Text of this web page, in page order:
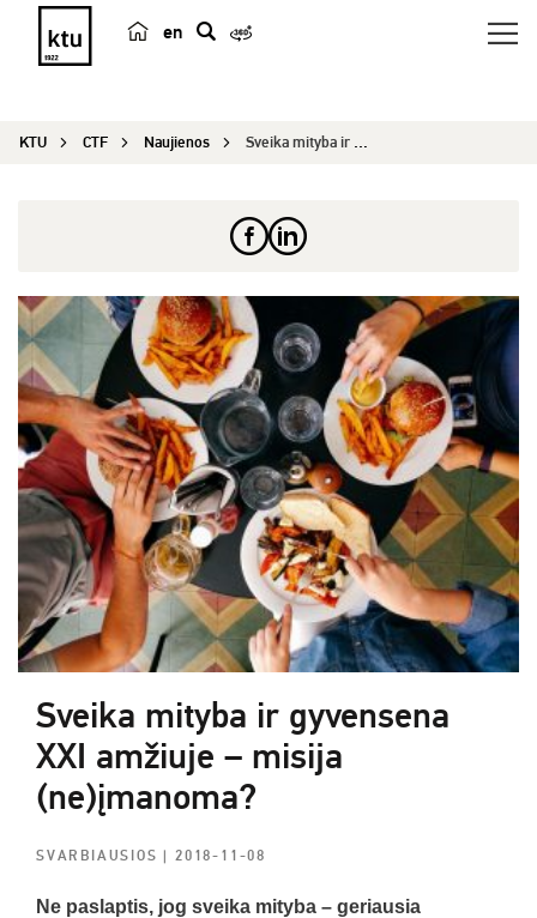
en
e
KTU CTF Naujienos Sveika mityba ir gyvensena XXI amžiuje – misija ...
Sveika mityba ir gyvensena
XXI amžiuje – misija
(ne)įmanoma?
SVARBIAUSIOS| 2018-11-08
Ne paslaptis, jog sveika mityba – geriausia